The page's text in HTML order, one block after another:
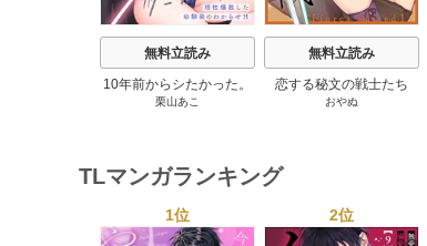
無料立読み
10年前からシたかった。
～理性爆散した幼馴染の
栗山あこ
無料立読み
恋する秘文の戦士たち
【forcs edited】 43-44巻
おやぬ
TLマンガランキング
1位 2位